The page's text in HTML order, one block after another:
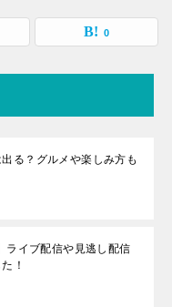
0
る？グルメや楽しみ方も
ライブ配信や見逃し配信
！